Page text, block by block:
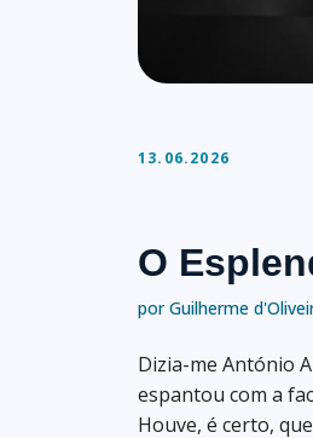
13.06.2026
O
por Guilherme
Dizia-me António
espantou com a
Houve, é certo,